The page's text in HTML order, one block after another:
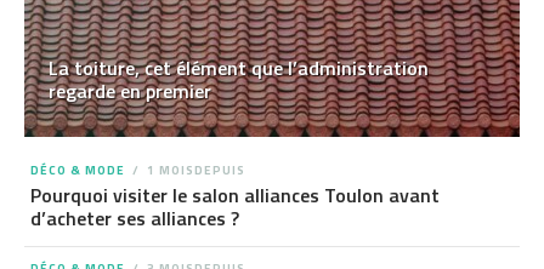
La toiture, cet élément que l’administration
regarde en premier
DÉCO & MODE 1 MOISDEPUIS
Pourquoi visiter le salon alliances Toulon avant
d’acheter ses alliances ?